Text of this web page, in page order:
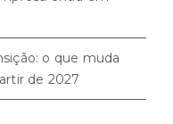
o que muda
de 2027